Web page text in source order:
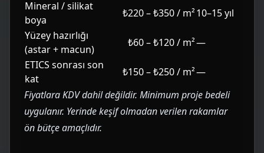
Mineral / silikat
boya
₺220 – ₺350 / m²10–15 yıl
Yüzey hazırlığı
(astar + macun)
₺60 – ₺120 / m²—
ETICS sonrası son
kat
₺150 – ₺250 / m²—
Fiyatlara KDV dahil değildir. Minimum proje bedeli
uygulanır. Yerinde keşif olmadan verilen rakamlar
ön bütçe amaçlıdır.